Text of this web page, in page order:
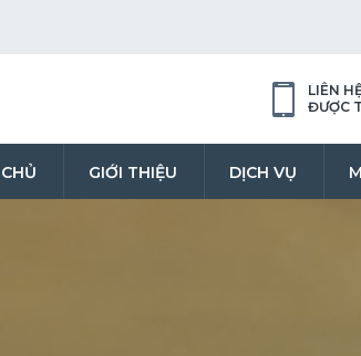
LIÊN
ĐƯỢC
GIỚI THIỆU DỊCH VỤ